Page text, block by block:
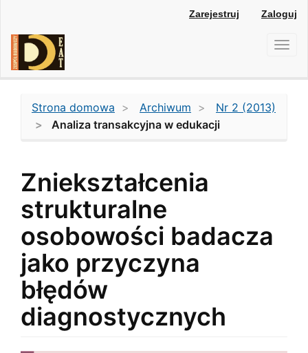
Main
Content
Sidebar
Zarejestruj Zaloguj
Strona domowa Archiwum
Nr 2 (2013)
Analiza transakcyjna w edukacji
Zniekształcenia
strukturalne
osobowości badacza
jako przyczyna
błędów
diagnostycznych